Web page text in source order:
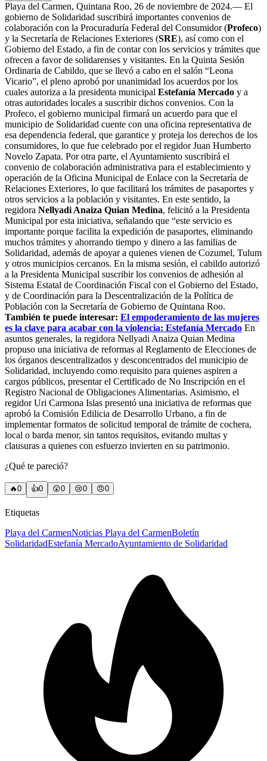
Playa del Carmen, Quintana Roo, 26 de noviembre de 2024.— El
gobierno de Solidaridad suscribirá importantes convenios de
colaboración con la Procuraduría Federal del Consumidor (Profeco)
y la Secretaría de Relaciones Exteriores (SRE), así como con el
Gobierno del Estado, a fin de contar con los servicios y trámites que
ofrecen a favor de solidarenses y visitantes. En la Quinta Sesión
Ordinaria de Cabildo, que se llevó a cabo en el salón “Leona
Vicario”, el pleno aprobó por unanimidad los acuerdos por los
cuales autoriza a la presidenta municipal Estefanía Mercado y a
otras autoridades locales a suscribir dichos convenios. Con la
Profeco, el gobierno municipal firmará un acuerdo para que el
municipio de Solidaridad cuente con una oficina representativa de
esa dependencia federal, que garantice y proteja los derechos de los
consumidores, lo que fue celebrado por el regidor Juan Humberto
Novelo Zapata. Por otra parte, el Ayuntamiento suscribirá el
convenio de colaboración administrativa para el establecimiento y
operación de la Oficina Municipal de Enlace con la Secretaría de
Relaciones Exteriores, lo que facilitará los trámites de pasaportes y
otros servicios a la población y visitantes. En este sentido, la
regidora Nellyadi Anaiza Quian Medina, felicitó a la Presidenta
Municipal por esta iniciativa, señalando que “este servicio es
importante porque facilita la expedición de pasaportes, eliminando
muchos trámites y ahorrando tiempo y dinero a las familias de
Solidaridad, además de apoyar a quienes vienen de Cozumel, Tulum
y otros municipios cercanos. En la misma sesión, el cabildo autorizó
a la Presidenta Municipal suscribir los convenios de adhesión al
Sistema Estatal de Coordinación Fiscal con el Gobierno del Estado,
y de Coordinación para la Descentralización de la Política de
Población con la Secretaría de Gobierno de Quintana Roo.
También te puede interesar: El empoderamiento de las mujeres
es la clave para acabar con la violencia: Estefanía Mercado En
asuntos generales, la regidora Nellyadi Anaiza Quian Medina
propuso una iniciativa de reformas al Reglamento de Elecciones de
los órganos descentralizados y desconcentrados del municipio de
Solidaridad, incluyendo como requisito para quienes aspiren a
cargos públicos, presentar el Certificado de No Inscripción en el
Registro Nacional de Obligaciones Alimentarias. Asimismo, el
regidor Uri Carmona Islas presentó una iniciativa de reformas que
aprobó la Comisión Edilicia de Desarrollo Urbano, a fin de
implementar formatos de solicitud temporal de trámite de cochera,
local o barda menor, sin tantos requisitos, evitando multas y
clausuras a quienes con esfuerzo invierten en su patrimonio.
¿Qué te pareció?
🔥0 👍0 😲0 😢0 😠0
Etiquetas
Playa del CarmenNoticias Playa del CarmenBoletín
SolidaridadEstefanía MercadoAyuntamiento de Solidaridad